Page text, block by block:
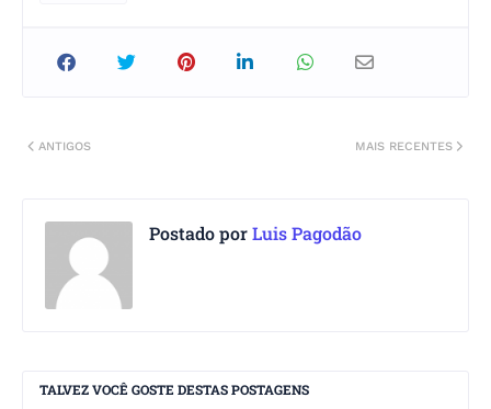
MAIS RECENTES
ANTIGOS
Postado porLuis Pagodão
TALVEZ VOCÊ GOSTE DESTAS POSTAGENS